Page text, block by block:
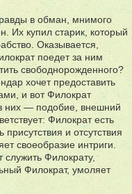
в обман, мнимого
Их купил старик, который
Оказывается,
поедет за ним
свободнорожденного?
хочет предоставить
и вот Филократ
них — подобие, внешний
Филократ есть
и отсутствия
своеобразие интриги.
Филократу,
Филократ, умоляет